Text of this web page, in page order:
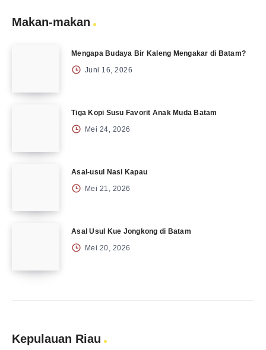
Makan-makan
Mengapa Budaya Bir Kaleng Mengakar di Batam?
Juni 16, 2026
Tiga Kopi Susu Favorit Anak Muda Batam
Mei 24, 2026
Asal-usul Nasi Kapau
Mei 21, 2026
Asal Usul Kue Jongkong di Batam
Mei 20, 2026
Kepulauan Riau